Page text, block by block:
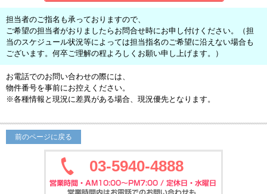
担当者のご指名も承っておりますので、
ご希望の担当者がおりましたらお問合せ時にお申し付けください。（担
当のスケジュール状況等によっては担当指名のご希望に沿えない場合も
ございます。何卒ご理解の程よろしくお願い申し上げます。）
お電話でのお問い合わせの際には、
物件番号を事前にお控えください。
※各種情報と現況に差異がある場合、現況優先となります。
前のページに戻る
03-5940-4888